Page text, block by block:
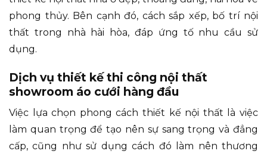
phong thủy. Bên cạnh đó, cách sắp xếp, bố trí nội
thất trong nhà hài hòa, đáp ứng tố nhu cầu sử
dụng.
Dịch vụ thiết kế thi công nội thất
showroom áo cưới hàng đầu
Việc lựa chọn phong cách thiết kế nội thất là việc
làm quan trọng để tạo nên sự sang trọng và đẳng
cấp, cũng như sử dụng cách đó làm nên thương